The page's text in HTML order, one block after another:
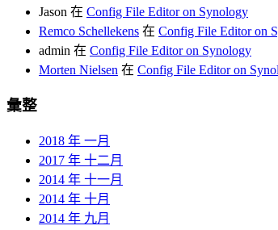
Jason 在 Config File Editor on Synology
Remco Schellekens 在 Config File Editor on
admin 在 Config File Editor on Synology
Morten Nielsen 在 Config File Editor on
彙整
2018 年 一月
2017 年 十二月
2014 年 十一月
2014 年 十月
2014 年 九月